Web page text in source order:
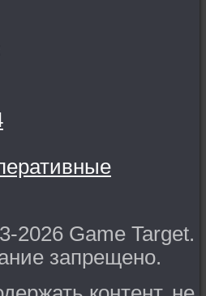
2026 Game Target.
запрещено.